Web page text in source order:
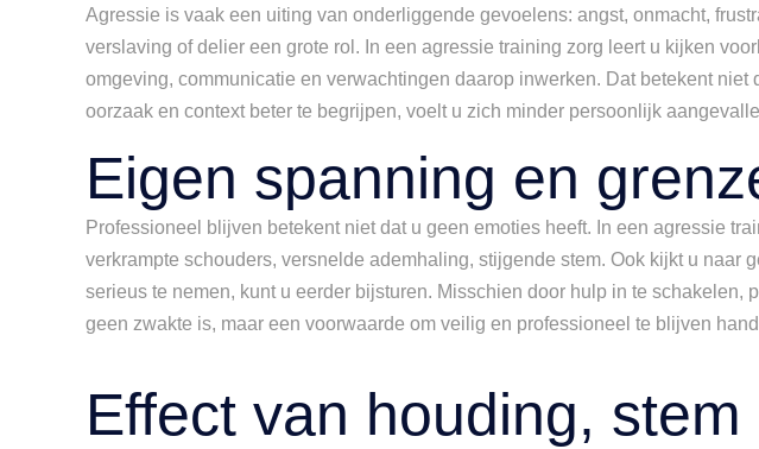
Agressie is vaak een uiting van onderliggende gevoelens: angst, onmacht,
verslaving of delier een grote rol. In een agressie training zorg leert u kijken
omgeving, communicatie en verwachtingen daarop inwerken. Dat betekent
oorzaak en context beter te begrijpen, voelt u zich minder persoonlijk
Eigen spanning en
Professioneel blijven betekent niet dat u geen emoties heeft. In een agressie
verkrampte schouders, versnelde ademhaling, stijgende stem. Ook kijkt u naar
serieus te nemen, kunt u eerder bijsturen. Misschien door hulp in te
geen zwakte is, maar een voorwaarde om veilig en professioneel te blijven
Effect van houding,